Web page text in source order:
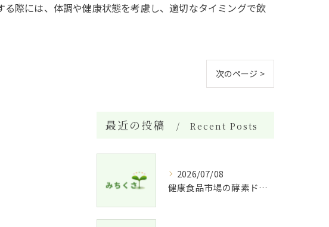
際には、体調や健康状態を考慮し、適切なタイミングで飲
次のページ >
最近の投稿 Recent Posts
2026/07/08
健康食品市場の酵素ドリンク特徴比較